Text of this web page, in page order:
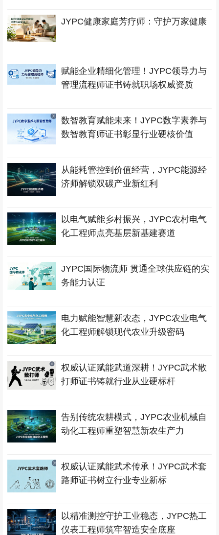
JYPC健康家庭芳疗师：守护万家健康
赋能企业精细化管理！JYPC领导力与
管理流程师证书铸就职场权威资质
数智教育赋能未来！JYPC数字素养与
数智教育师证书彰显行业硬核价值
从能耗管控到价值经营，JYPC能源经
济师解锁双碳产业新红利
以电气赋能乡村振兴，JYPC农村电气
化工程师点亮基层新基建赛道
JYPC国际物流师 贯通全球供应链的实
务能力认证
电力赋能智慧新农态，JYPC农业电气
化工程师解锁现代农业升级密码
权威认证赋能武道深耕！JYPC武术散
打师证书铸就行业从业硬标杆
告别传统农耕模式，JYPC农业机械自
动化工程师重塑智慧新农生产力
权威认证赋能武术传承！JYPC武术套
路师证书树立行业专业新标
以精准测控守护工业稳态，JYPC热工
仪表工程师筑牢智造安全底座